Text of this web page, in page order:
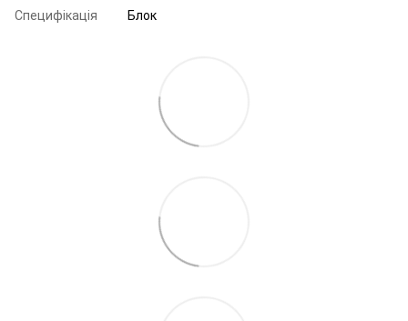
Специфікація
Блок